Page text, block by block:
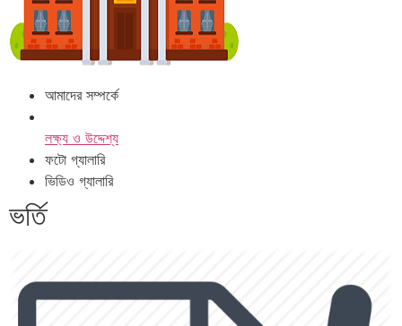
আমাদের সম্পর্কে
লক্ষ্য ও উদ্দেশ্য
ফটো গ্যালারি
ভিডিও গ্যালারি
ভর্তি